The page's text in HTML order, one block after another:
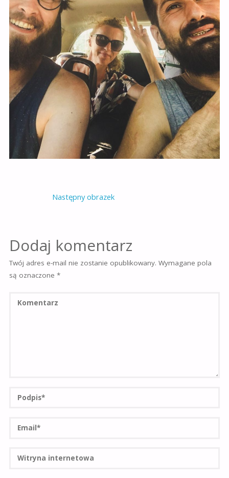
Następny obrazek
Dodaj komentarz
Twój adres e-mail nie zostanie opublikowany. Wymagane pola
są oznaczone *